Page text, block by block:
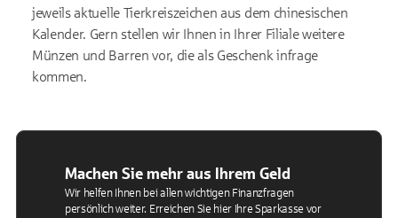
jeweils aktuelle Tierkreiszeichen aus dem chinesischen
Kalender. Gern stellen wir Ihnen in Ihrer Filiale weitere
Münzen und Barren vor, die als Geschenk infrage
kommen.
Machen Sie mehr aus Ihrem Geld
Wir helfen Ihnen bei allen wichtigen Finanzfragen
persönlich weiter. Erreichen Sie hier Ihre Sparkasse vor